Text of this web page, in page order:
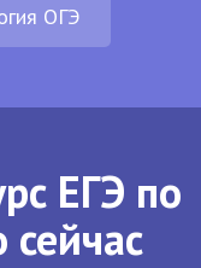
ОГЭ
ЕГЭ по